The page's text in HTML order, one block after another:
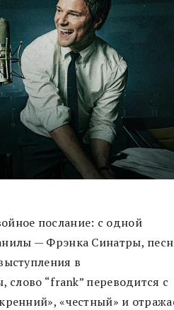
послание: с одной
— Фрэнка Синатры,
в
слово “frank” переводится с
«честный» и